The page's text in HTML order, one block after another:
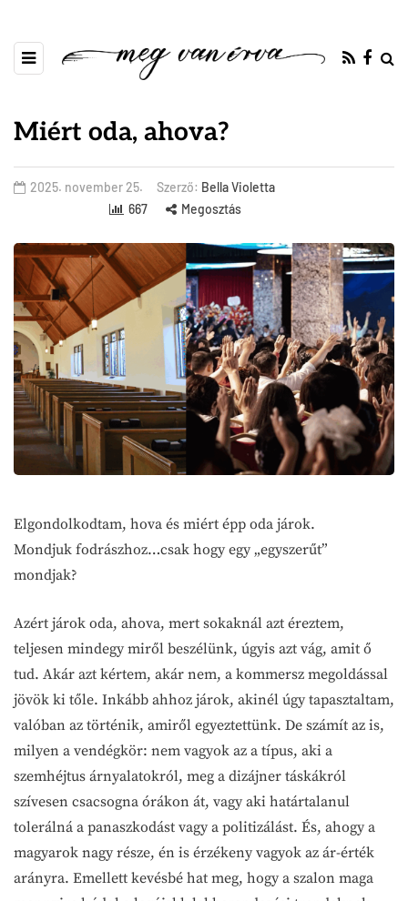
Miért oda, ahova?
2025. november 25. Szerző: Bella Violetta
667
Megosztás
Elgondolkodtam, hova és miért épp oda járok.
Mondjuk fodrászhoz…csak hogy egy „egyszerűt”
mondjak?
Azért járok oda, ahova, mert sokaknál azt éreztem,
teljesen mindegy miről beszélünk, úgyis azt vág, amit ő
tud. Akár azt kértem, akár nem, a kommersz megoldással
jövök ki tőle. Inkább ahhoz járok, akinél úgy tapasztaltam,
valóban az történik, amiről egyeztettünk. De számít az is,
milyen a vendégkör: nem vagyok az a típus, aki a
szemhéjtus árnyalatokról, meg a dizájner táskákról
szívesen csacsogna órákon át, vagy aki határtalanul
tolerálná a panaszkodást vagy a politizálást. És, ahogy a
magyarok nagy része, én is érzékeny vagyok az ár-érték
arányra. Emellett kevésbé hat meg, hogy a szalon maga